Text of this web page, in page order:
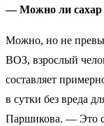
— Можно ли сахар
Можно, но не
ВОЗ, взрослый
составляет
в сутки без вреда
Паршикова. — Это